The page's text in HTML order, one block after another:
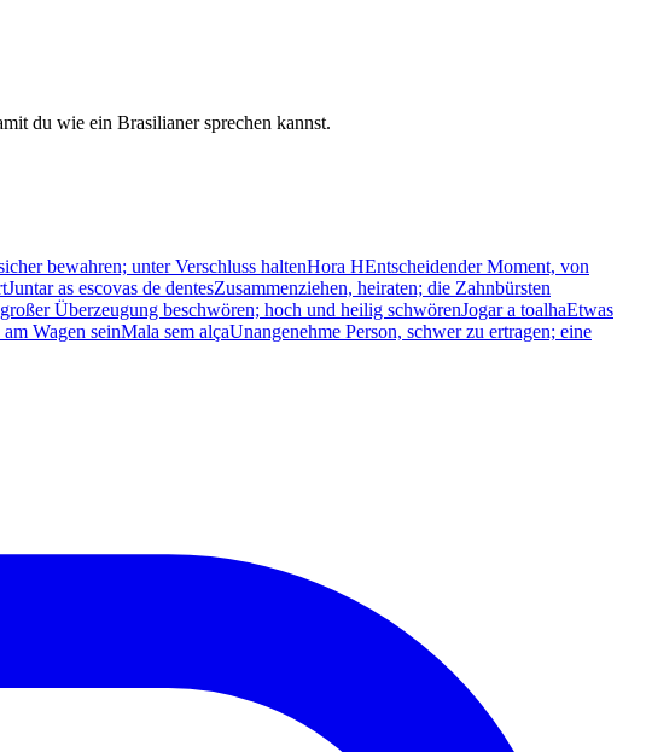
du wie ein Brasilianer sprechen kannst.
bewahren; unter Verschluss haltenHora HEntscheidender Moment, von
Juntar as escovas de dentesZusammenziehen, heiraten; die Zahnbürsten
Überzeugung beschwören; hoch und heilig schwörenJogar a toalhaEtwas
Wagen seinMala sem alçaUnangenehme Person, schwer zu ertragen; eine